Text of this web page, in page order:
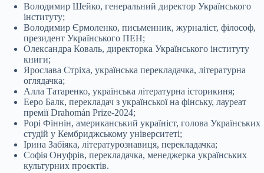
Володимир Шейко, генеральний директор Українського
інституту;
Володимир Єрмоленко, письменник, журналіст, філософ,
президент Українського ПЕН;
Олександра Коваль, директорка Українського інституту
книги;
Ярослава Стріха, українська перекладачка, літературна
оглядачка;
Алла Татаренко, українська літературна історикиня;
Ееро Балк, перекладач з української на фінську, лауреат
премії Drahomán Prize-2024;
Рорі Фіннін, американський україніст, голова Українських
студій у Кембриджському університеті;
Ірина Забіяка, літературознавиця, перекладачка;
Софія Онуфрів, перекладачка, менеджерка українських
культурних проєктів.